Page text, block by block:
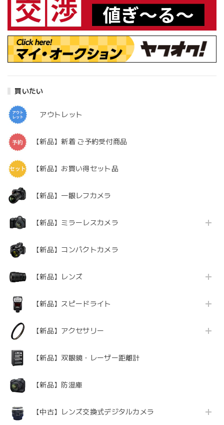
買いたい
アウトレット
【新品】新着 ご予約受付商品
【新品】お買い得セット品
【新品】一眼レフカメラ
【新品】ミラーレスカメラ
【新品】コンパクトカメラ
【新品】レンズ
【新品】スピードライト
【新品】アクセサリー
【新品】双眼鏡・レーザー距離計
【新品】防湿庫
【中古】レンズ交換式デジタルカメラ